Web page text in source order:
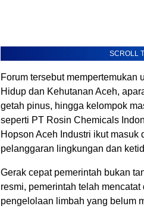
SCROLL
Forum tersebut mempertemukan
Hidup dan Kehutanan Aceh,
getah pinus, hingga kelompok
seperti PT Rosin Chemicals
Hopson Aceh Industri ikut
pelanggaran lingkungan dan
Gerak cepat pemerintah bukan
resmi, pemerintah telah
pengelolaan limbah yang belum